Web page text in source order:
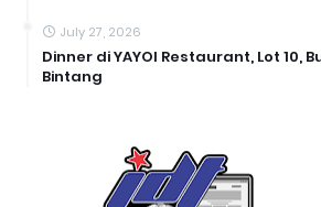
July 27, 2026
Dinner di YAYOI Restaurant, Lot 10,
Bintang